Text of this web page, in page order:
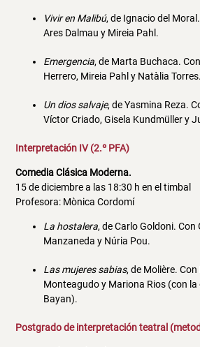
Vivir en Malibú, de Ignacio del
Ares Dalmau y Mireia Pahl.
Emergencia, de Marta Buchaca.
Herrero, Mireia Pahl y Natàlia Torres.
Un dios salvaje, de Yasmina Reza.
Víctor Criado, Gisela Kundmüller y
Interpretación IV (2.º PFA)
Comedia Clásica Moderna.
15 de diciembre a las 18:30 h en el timbal
Profesora: Mònica Cordomí
La hostalera, de Carlo Goldoni.
Manzaneda y Núria Pou.
Las mujeres sabias, de Molière.
Monteagudo y Mariona Rios (con
Bayan).
Postgrado de interpretación teatral